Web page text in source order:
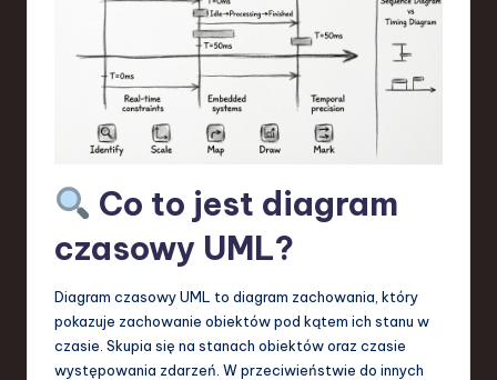
T
Co to jest diagram
czasowy UML?
Diagram czasowy UML to diagram zachowania, który
pokazuje zachowanie obiektów pod kątem ich stanu w
czasie. Skupia się na stanach obiektów oraz czasie
występowania zdarzeń. W przeciwieństwie do innych